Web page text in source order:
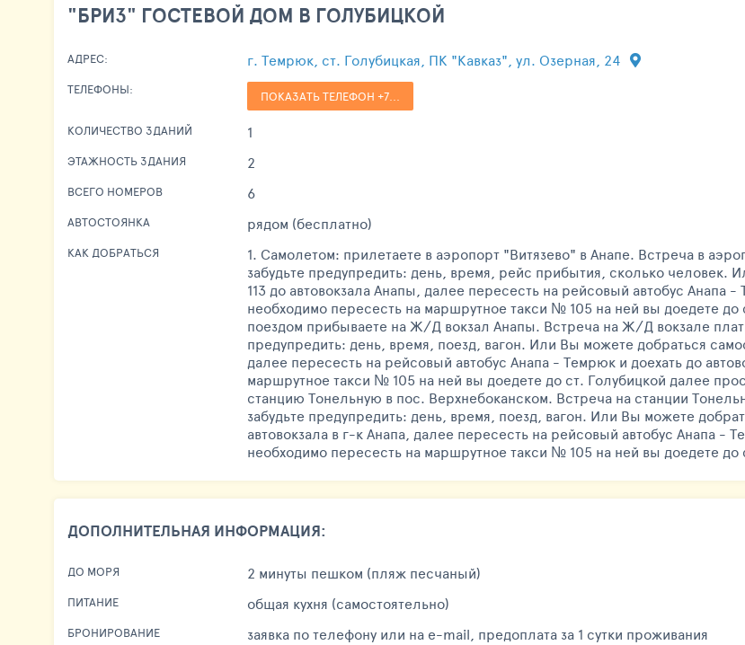
"БРИЗ" ГОСТЕВОЙ ДОМ В ГОЛУБИЦКОЙ
АДРЕС: г. Темрюк, ст. Голубицкая, ПК "Кавказ", ул. Озерная, 24
ТЕЛЕФОНЫ: ПОКАЗАТЬ ТЕЛЕФОН +7...
КОЛИЧЕСТВО ЗДАНИЙ 1
ЭТАЖНОСТЬ ЗДАНИЯ 2
ВСЕГО НОМЕРОВ 6
АВТОСТОЯНКА рядом (бесплатно)
КАК ДОБРАТЬСЯ
1. Самолетом: прилетаете в аэропорт "Витязево" в Анапе. Встреча в
забудьте предупредить: день, время, рейс прибытия, сколько
113 до автовокзала Анапы, далее пересесть на рейсовый автобус Анапа
необходимо пересесть на маршрутное такси № 105 на ней вы доедете
поездом прибываете на Ж/Д вокзал Анапы. Встреча на Ж/Д вокзале
предупредить: день, время, поезд, вагон. Или Вы можете добраться
далее пересесть на рейсовый автобус Анапа - Темрюк и доехать до
маршрутное такси № 105 на ней вы доедете до ст. Голубицкой далее
станцию Тонельную в пос. Верхнебоканском. Встреча на станции
забудьте предупредить: день, время, поезд, вагон. Или Вы можете
автовокзала в г-к Анапа, далее пересесть на рейсовый автобус Анапа -
необходимо пересесть на маршрутное такси № 105 на ней вы доедете
ДОПОЛНИТЕЛЬНАЯ ИНФОРМАЦИЯ:
ДО МОРЯ 2 минуты пешком (пляж песчаный)
ПИТАНИЕ общая кухня (самостоятельно)
БРОНИРОВАНИЕ заявка по телефону или на e-mail, предоплата за 1 сутки проживания